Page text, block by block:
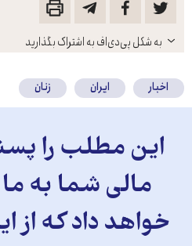
باز
کنید
به شکل پی‌دی‌اف به اشتراک بگذارید
اخبار ایران زنان
این مطلب را
مالی شما به ما
خواهد داد که از